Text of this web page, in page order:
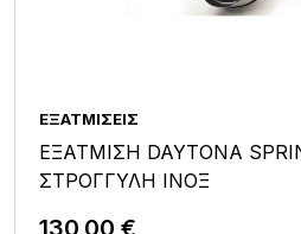
ΕΞΑΤΜΊΣΕΙΣ
ΕΞΑΤΜΙΣΗ DAYTONA
ΣΤΡΟΓΓΥΛΗ ΙΝΟΞ
130,00 €